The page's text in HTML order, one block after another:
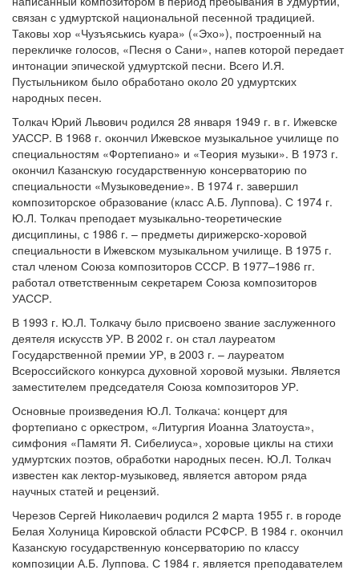
связан с удмуртской национальной песенной традицией.
Таковы хор «Чузъяськись куара» («Эхо»), построенный на
перекличке голосов, «Песня о Сани», напев которой передает
интонации эпической удмуртской песни. Всего И.Я.
Пустыльником было обработано около 20 удмуртских
народных песен.
Толкач Юрий Львович родился 28 января 1949 г. в г. Ижевске
УАССР. В 1968 г. окончил Ижевское музыкальное училище по
специальностям «Фортепиано» и «Теория музыки». В 1973 г.
окончил Казанскую государственную консерваторию по
специальности «Музыковедение». В 1974 г. завершил
композиторское образование (класс А.Б. Луппова). С 1974 г.
Ю.Л. Толкач преподает музыкально-теоретические
дисциплины, с 1986 г. – предметы дирижерско-хоровой
специальности в Ижевском музыкальном училище. В 1975 г.
стал членом Союза композиторов СССР. В 1977–1986 гг.
работал ответственным секретарем Союза композиторов
УАССР.
В 1993 г. Ю.Л. Толкачу было присвоено звание заслуженного
деятеля искусств УР. В 2002 г. он стал лауреатом
Государственной премии УР, в 2003 г. – лауреатом
Всероссийского конкурса духовной хоровой музыки. Является
заместителем председателя Союза композиторов УР.
Основные произведения Ю.Л. Толкача: концерт для
фортепиано с оркестром, «Литургия Иоанна Златоуста»,
симфония «Памяти Я. Сибелиуса», хоровые циклы на стихи
удмуртских поэтов, обработки народных песен. Ю.Л. Толкач
известен как лектор-музыковед, является автором ряда
научных статей и рецензий.
Черезов Сергей Николаевич родился 2 марта 1955 г. в городе
Белая Холуница Кировской области РСФСР. В 1984 г. окончил
Казанскую государственную консерваторию по классу
композиции А.Б. Луппова. С 1984 г. является преподавателем